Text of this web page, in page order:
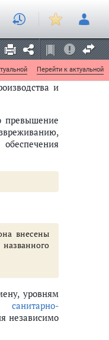
Перейти к актуальной
и
превышение
внесены
названного
уровням
санитарно-
независимо